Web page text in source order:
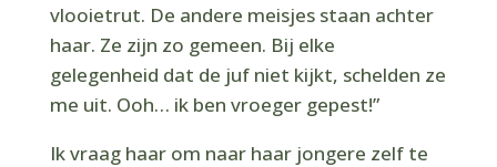
vlooietrut. De andere meisjes staan achter
haar. Ze zijn zo gemeen. Bij elke
gelegenheid dat de juf niet kijkt, schelden ze
me uit. Ooh… ik ben vroeger gepest!”
Ik vraag haar om naar haar jongere zelf te